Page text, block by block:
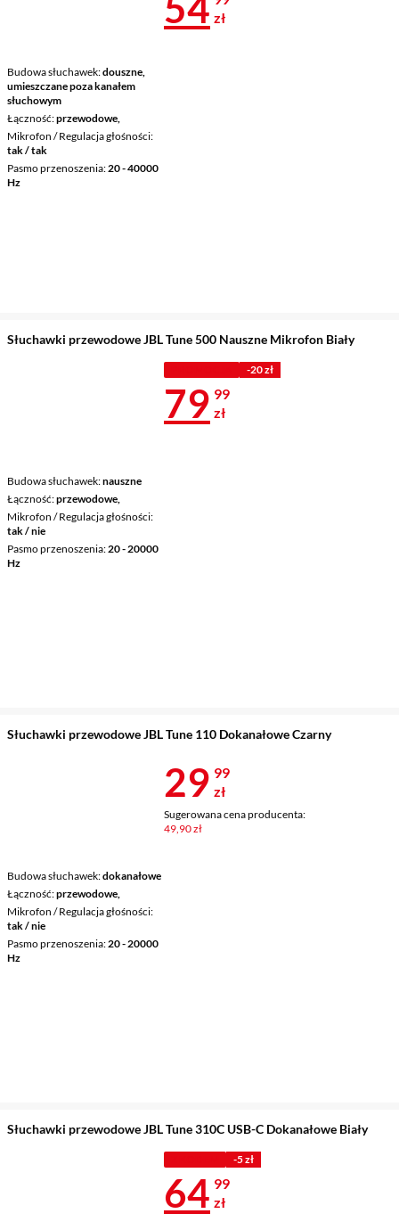
Budowa słuchawek douszne,
umieszczane poza kanałem
słuchowym
Łączność przewodowe,
Mikrofon / Regulacja głośności
tak / tak
Pasmo przenoszenia 20 - 40000
Hz
zł
Słuchawki przewodowe JBL Tune 500 Nauszne Mikrofon Biały
Budowa słuchawek nauszne
Łączność przewodowe,
Mikrofon / Regulacja głośności
tak / nie
Pasmo przenoszenia 20 - 20000
Hz
-20 zł
Cena 79,99
79 99
zł
Słuchawki przewodowe JBL Tune 110 Dokanałowe Czarny
Budowa słuchawek dokanałowe
Łączność przewodowe,
Mikrofon / Regulacja głośności
tak / nie
Pasmo przenoszenia 20 - 20000
Hz
Cena 29,99
29 99
zł
Sugerowana cena producenta:
49,90 zł
Słuchawki przewodowe JBL Tune 310C USB-C Dokanałowe Biały
-5 zł
Cena 64,99
64 99
zł